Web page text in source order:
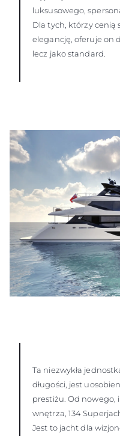
luksusowego,
Dla tych, którzy cenią
elegancję, oferuje on
lecz jako standard.
Ta niezwykła
długości, jest
prestiżu. Od
wnętrza, 134
Jest to jacht dla